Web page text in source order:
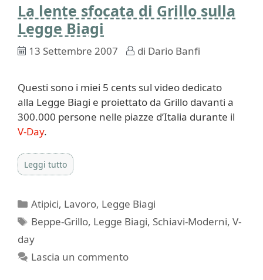
La lente sfocata di Grillo sulla
Legge Biagi
13 Settembre 2007 di Dario Banfi
Questi sono i miei 5 cents sul video dedicato
alla Legge Biagi e proiettato da Grillo davanti a
300.000 persone nelle piazze d’Italia durante il
V-Day.
Leggi tutto
Categorie
Atipici, Lavoro, Legge Biagi
Tag
Beppe-Grillo, Legge Biagi, Schiavi-Moderni,V-
day
Lascia un commento